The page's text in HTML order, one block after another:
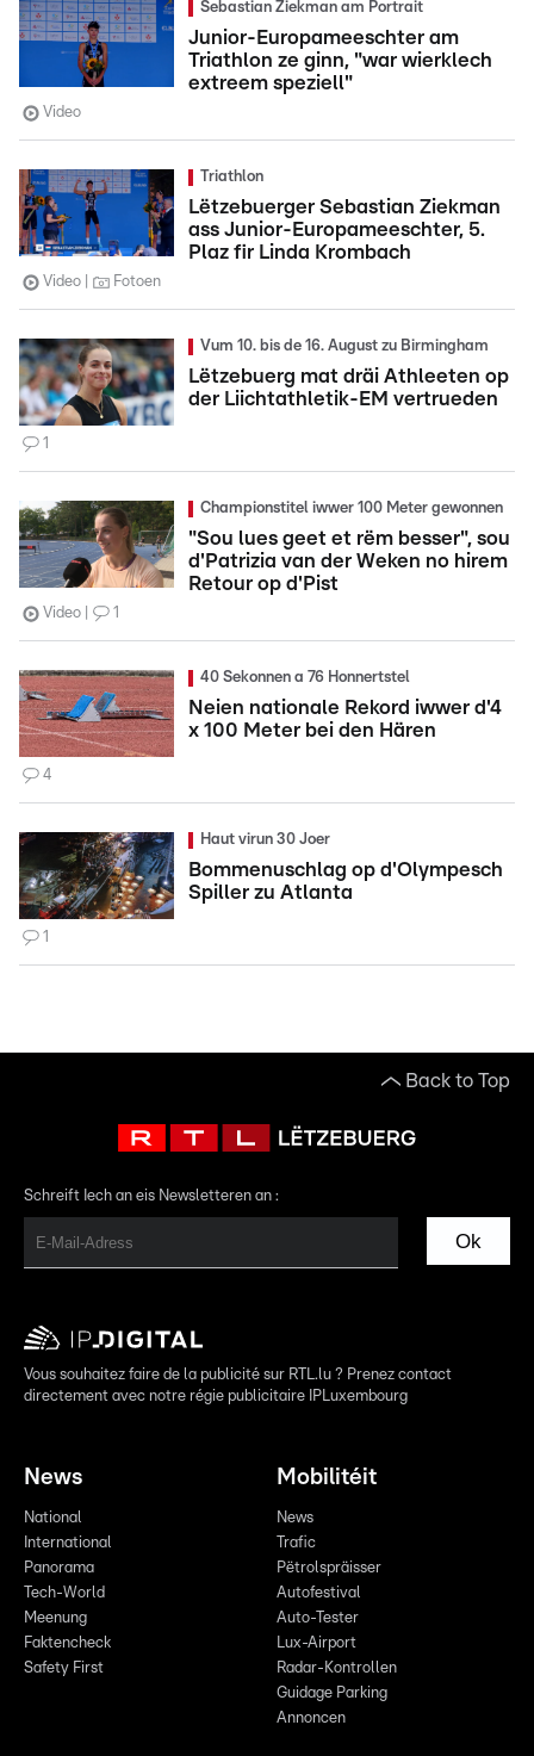
Sebastian Ziekman am Portrait
Junior-Europameeschter am
Triathlon ze ginn, "war wierklech
extreem speziell"
Video
Triathlon
Lëtzebuerger Sebastian Ziekman
ass Junior-Europameeschter, 5.
Plaz fir Linda Krombach
Video Fotoen
Vum 10. bis de 16. August zu Birmingham
Lëtzebuerg mat dräi Athleeten op
der Liichtathletik-EM vertrueden
1
Championstitel iwwer 100 Meter gewonnen
"Sou lues geet et rëm besser", sou
d'Patrizia van der Weken no hirem
Retour op d'Pist
Video 1
40 Sekonnen a 76 Honnertstel
Neien nationale Rekord iwwer d'4
x 100 Meter bei den Hären
4
Haut virun 30 Joer
Bommenuschlag op d'Olympesch
Spiller zu Atlanta
1
Back to Top
Schreift Iech an eis Newsletteren an :
Ok
Vous souhaitez faire de la publicité sur RTL.lu ? Prenez contact
directement avec notre régie publicitaire IPLuxembourg
News
National
International
Panorama
Tech-World
Meenung
Faktencheck
Safety First
Mobilitéit
News
Trafic
Pëtrolspräisser
Autofestival
Auto-Tester
Lux-Airport
Radar-Kontrollen
Guidage Parking
Annoncen